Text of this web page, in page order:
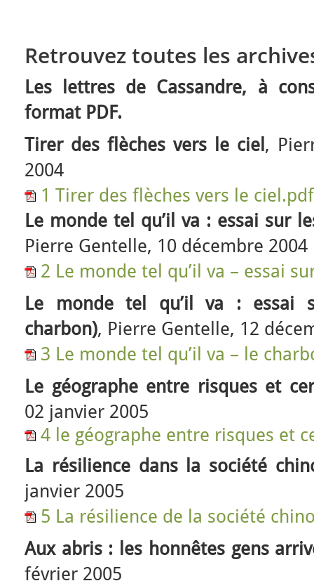
Retrouvez toutes les
Les lettres de Cassandre, à
format PDF.
Tirer des flèches vers le ciel ,
2004
1 Tirer des flèches vers le ciel.pdf
Le monde tel qu’il va : essai sur
Pierre Gentelle, 10 décembre 2004
2 Le monde tel qu’il va – essai
Le monde tel qu’il va : essai
charbon), Pierre Gentelle, 12
3 Le monde tel qu’il va – le
Le géographe entre risques et
02 janvier 2005
4 le géographe entre risques et
La résilience dans la société
janvier 2005
5 La résilience de la société
Aux abris : les honnêtes gens
février 2005